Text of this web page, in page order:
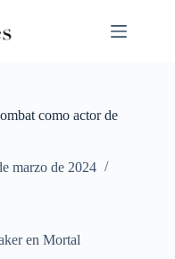
como actor de
marzo de 2024
en Mortal